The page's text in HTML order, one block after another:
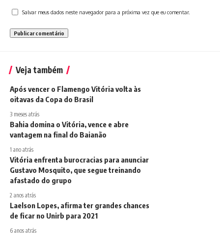
Salvar meus dados neste navegador para a próxima vez que eu comentar.
Veja também
Após vencer o Flamengo Vitória volta às
oitavas da Copa do Brasil
3 meses atrás
Bahia domina o Vitória, vence e abre
vantagem na final do Baianão
1 ano atrás
Vitória enfrenta burocracias para anunciar
Gustavo Mosquito, que segue treinando
afastado do grupo
2 anos atrás
Laelson Lopes, afirma ter grandes chances
de ficar no Unirb para 2021
6 anos atrás